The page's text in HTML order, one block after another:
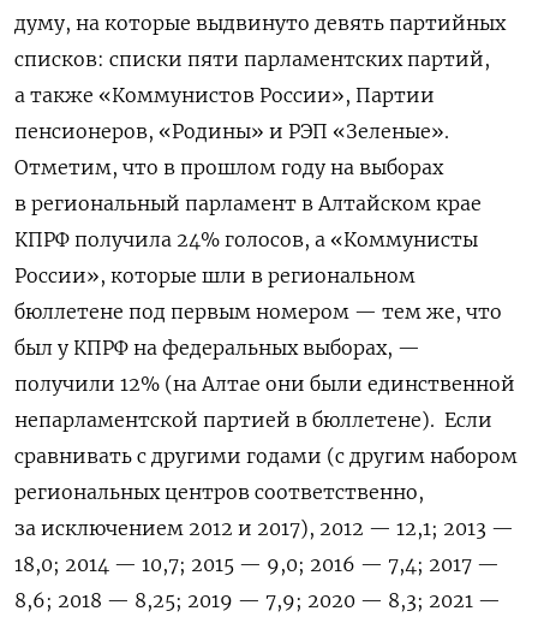
думу, на которые выдвинуто девять партийных
списков: списки пяти парламентских партий,
а также «Коммунистов России», Партии
пенсионеров, «Родины» и РЭП «Зеленые».
Отметим, что в прошлом году на выборах
в региональный парламент в Алтайском крае
КПРФ получила 24% голосов, а «Коммунисты
России», которые шли в региональном
бюллетене под первым номером — тем же, что
был у КПРФ на федеральных выборах, —
получили 12% (на Алтае они были единственной
непарламентской партией в бюллетене). Если
сравнивать с другими годами (с другим набором
региональных центров соответственно,
за исключением 2012 и 2017), 2012 — 12,1; 2013 —
18,0; 2014 — 10,7; 2015 — 9,0; 2016 — 7,4; 2017 —
8,6; 2018 — 8,25; 2019 — 7,9; 2020 — 8,3; 2021 —